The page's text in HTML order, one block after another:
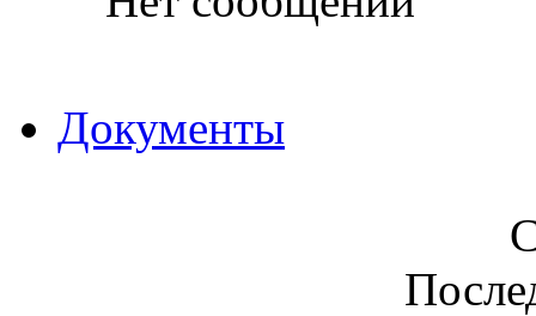
Документы